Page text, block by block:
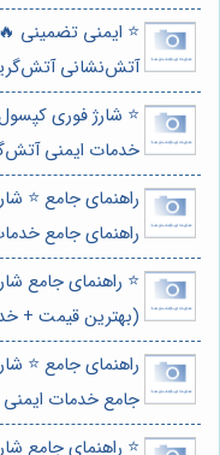
⭐️ ایمنی تضمینی
آتش‌نشانی
⭐️ شارژ فوری
خدمات ایمنی
راهنمای جامع ⭐️
راهنمای جامع
⭐️ راهنمای جامع
(بهترین قیمت +
راهنمای جامع ⭐️
جامع خدمات
⭐️ راهنمای جامع